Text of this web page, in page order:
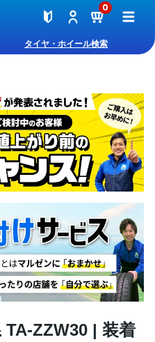
0
タイヤ・ホイール検索
TA-ZZW30 | 装着